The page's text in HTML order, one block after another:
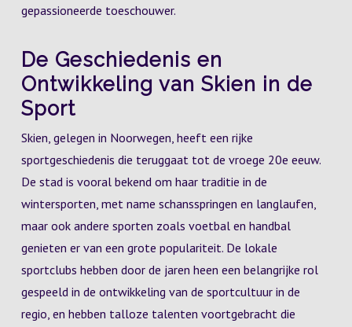
gepassioneerde toeschouwer.
De Geschiedenis en
Ontwikkeling van Skien in de
Sport
Skien, gelegen in Noorwegen, heeft een rijke
sportgeschiedenis die teruggaat tot de vroege 20e eeuw.
De stad is vooral bekend om haar traditie in de
wintersporten, met name schansspringen en langlaufen,
maar ook andere sporten zoals voetbal en handbal
genieten er van een grote populariteit. De lokale
sportclubs hebben door de jaren heen een belangrijke rol
gespeeld in de ontwikkeling van de sportcultuur in de
regio, en hebben talloze talenten voortgebracht die